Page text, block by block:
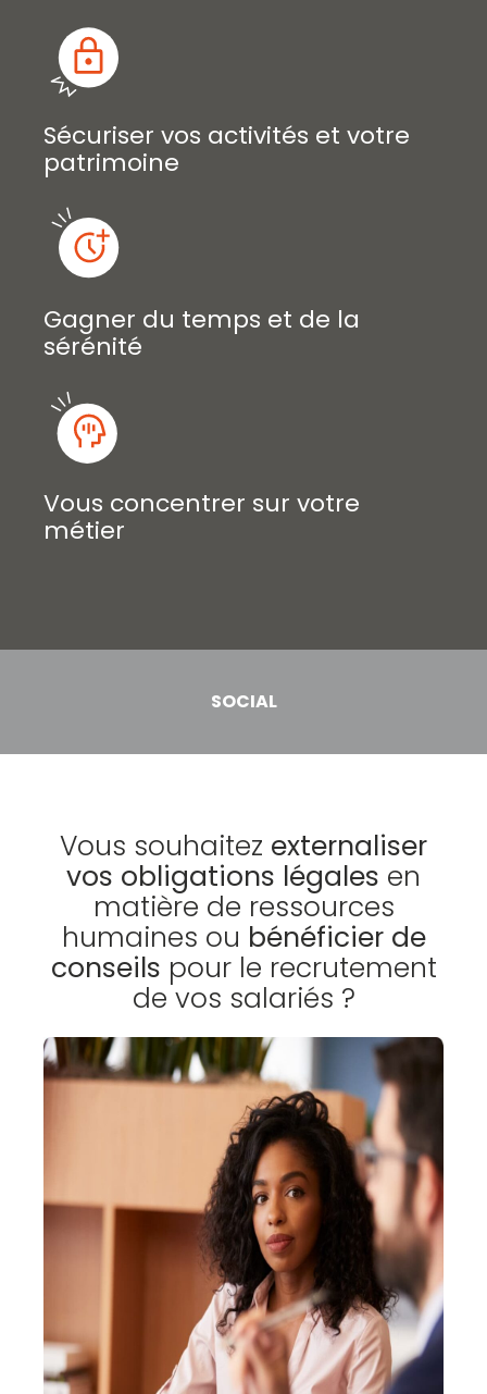
Sécuriser vos activités et votre
patrimoine
Gagner du temps et de la
sérénité
Vous concentrer sur votre
métier
SOCIAL
Vous souhaitez externaliser
vos obligations légales en
matière de ressources
humaines ou bénéficier de
conseils pour le recrutement
de vos salariés ?